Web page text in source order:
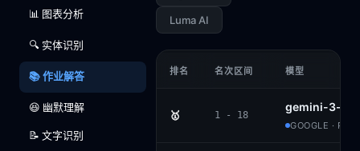
📊 图表分析
🔍 实体识别
📚 作业解答
😆 幽默理解
📝 文字识别
Luma AI
排名 名次区间 模型
🥇 1 - 18
gemini-3-pro
GOOGLE ·